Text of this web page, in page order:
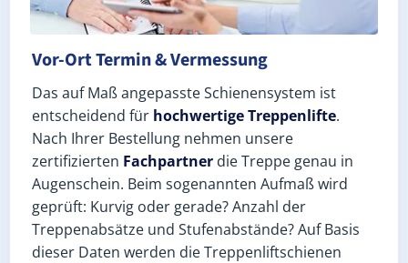
Vor-Ort Termin & Vermessung
Das auf Maß angepasste Schienensystem ist
entscheidend für hochwertige Treppenlifte.
Nach Ihrer Bestellung nehmen unsere
zertifizierten Fachpartner die Treppe genau in
Augenschein. Beim sogenannten Aufmaß wird
geprüft: Kurvig oder gerade? Anzahl der
Treppenabsätze und Stufenabstände? Auf Basis
dieser Daten werden die Treppenliftschienen